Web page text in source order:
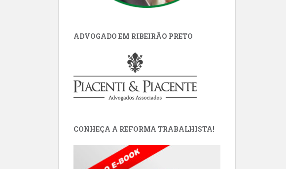
ADVOGADO EM RIBEIRÃO PRETO
CONHEÇA A REFORMA TRABALHISTA!